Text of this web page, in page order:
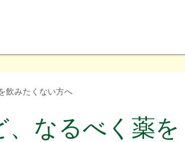
飲みたくない方へ
、なるべく薬を